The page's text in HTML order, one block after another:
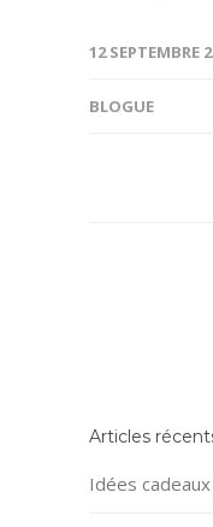
12 SEPTEMBRE
BLOGUE
Articles
Idées